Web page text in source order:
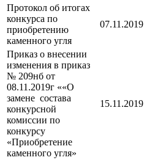
Протокол об итогах
конкурса по
приобретению
каменного угля
07.11.2019
Приказ о внесении
изменения в приказ
№ 209нб от
08.11.2019г ««О
замене состава
конкурсной
комиссии по
конкурсу
«Приобретение
каменного угля»
15.11.2019